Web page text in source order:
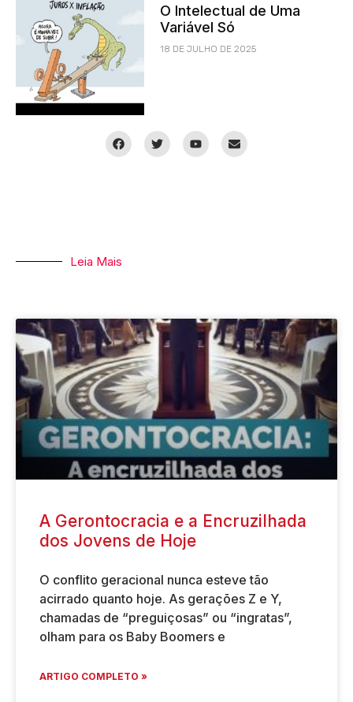
O Intelectual de Uma
Variável Só
18 DE JULHO DE 2025
Leia Mais
A Gerontocracia e a Encruzilhada
dos Jovens de Hoje
O conflito geracional nunca esteve tão
acirrado quanto hoje. As gerações Z e Y,
chamadas de “preguiçosas” ou “ingratas”,
olham para os Baby Boomers e
ARTIGO COMPLETO »